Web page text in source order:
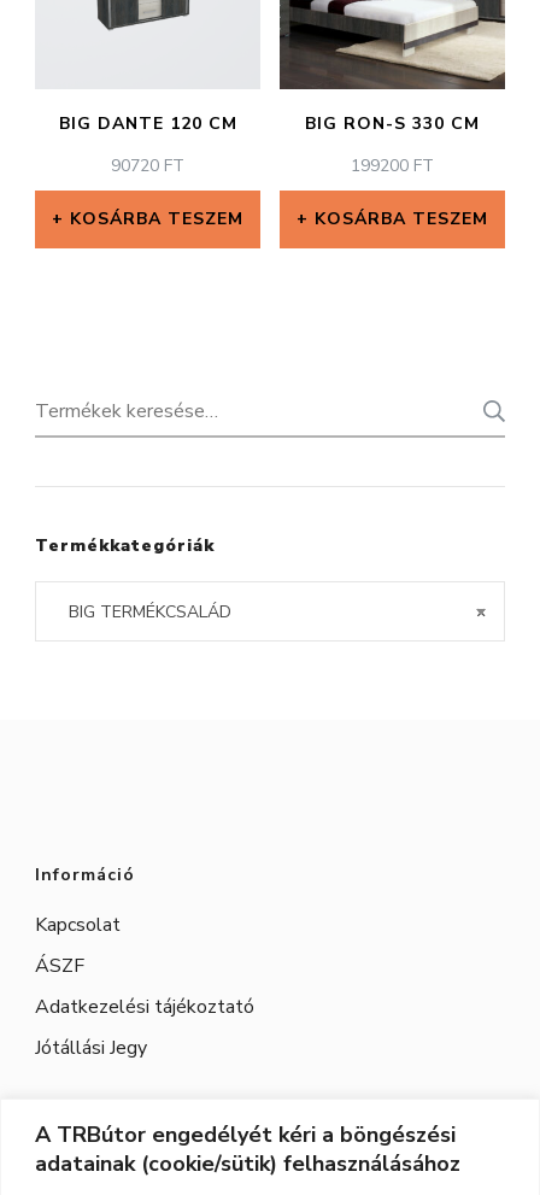
A TRBútor engedélyét kéri a böngészési
adatainak (cookie/sütik) felhasználásához
BIG DANTE 120 CM
90720 FT
KOSÁRBA TESZEM
BIG RON-S 330 CM
199200 FT
KOSÁRBA TESZEM
Keresés
a
következőre:
Termékkategóriák
×
BIG TERMÉKCSALÁD
Információ
Kapcsolat
ÁSZF
Adatkezelési tájékoztató
Jótállási Jegy
Elérhetőség